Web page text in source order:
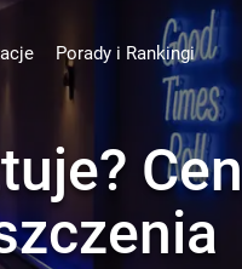
Porady i Rankingi